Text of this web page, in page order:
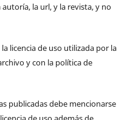
la url, y la revista, y no
licencia de uso utilizada por la
y con la política de
publicadas debe mencionarse